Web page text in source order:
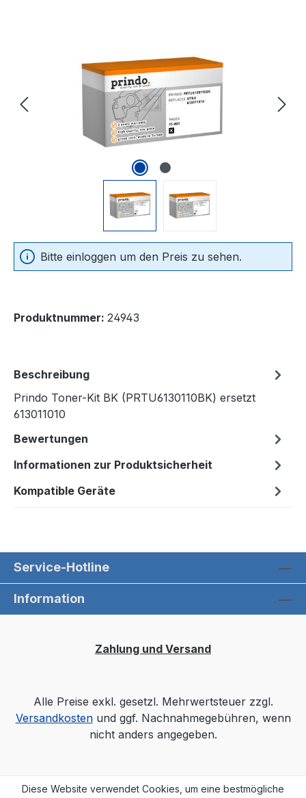
Bitte einloggen um den Preis zu sehen.
Produktnummer: 24943
Beschreibung
Prindo Toner-Kit BK (PRTU6130110BK) ersetzt
613011010
Bewertungen
Informationen zur Produktsicherheit
Kompatible Geräte
Service-Hotline
Information
Zahlung und Versand
Alle Preise exkl. gesetzl. Mehrwertsteuer zzgl.
Versandkostenund ggf. Nachnahmegebühren, wenn
nicht anders angegeben.
Diese Website verwendet Cookies, um eine bestmögliche